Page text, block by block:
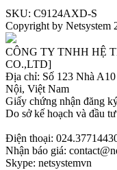
SKU: C9124AXD-S
Copyright by Netsystem
CÔNG TY TNHH HỆ
CO.,LTD]
Địa chỉ: Số 123 Nhà
Nội, Việt Nam
Giấy chứng nhận đăng
Do sở kế hoạch và đầu
Điện thoại:
Nhận báo giá:
Skype: netsystemvn